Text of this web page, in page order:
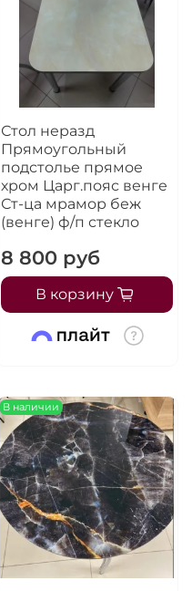
Стол неразд
Прямоугольный
подстолье прямое
хром Царг.пояс венге
Ст-ца мрамор беж
(венге) ф/п стекло
8 800 руб
В корзину
В наличии